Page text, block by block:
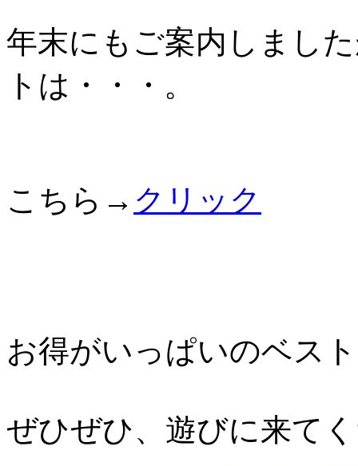
年末にもご案内しまし
トは・・・。
こちら→ クリック
お得がいっぱいのベス
ぜひぜひ、遊びに来て